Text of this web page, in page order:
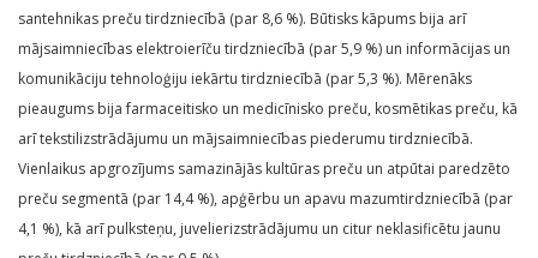
santehnikas preču tirdzniecībā (par 8,6 %). Būtisks kāpums bija arī
mājsaimniecības elektroierīču tirdzniecībā (par 5,9 %) un informācijas un
komunikāciju tehnoloģiju iekārtu tirdzniecībā (par 5,3 %). Mērenāks
pieaugums bija farmaceitisko un medicīnisko preču, kosmētikas preču, kā
arī tekstilizstrādājumu un mājsaimniecības piederumu tirdzniecībā.
Vienlaikus apgrozījums samazinājās kultūras preču un atpūtai paredzēto
preču segmentā (par 14,4 %), apģērbu un apavu mazumtirdzniecībā (par
4,1 %), kā arī pulksteņu, juvelierizstrādājumu un citur neklasificētu jaunu